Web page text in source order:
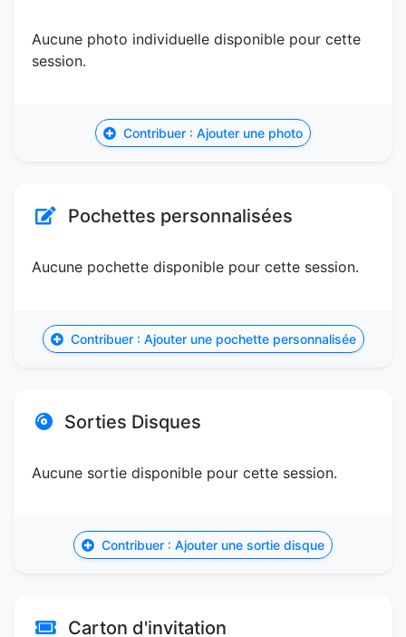
Aucune photo individuelle disponible pour cette
session.
Contribuer : Ajouter une photo
Pochettes personnalisées
Aucune pochette disponible pour cette session.
Contribuer : Ajouter une pochette personnalisée
Sorties Disques
Aucune sortie disponible pour cette session.
Contribuer : Ajouter une sortie disque
Carton d'invitation